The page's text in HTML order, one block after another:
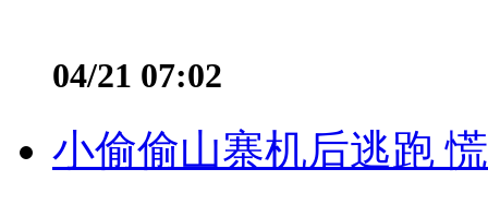
04/21 07:02
小偷偷山寨机后逃跑